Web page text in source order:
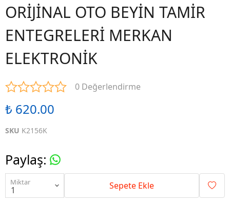
ORİJİNAL OTO BEYİN TAMİR
ENTEGRELERİ MERKAN
ELEKTRONİK
0 Değerlendirme
₺ 620.00
SKU K2156K
Paylaş:
Miktar Sepete Ekle